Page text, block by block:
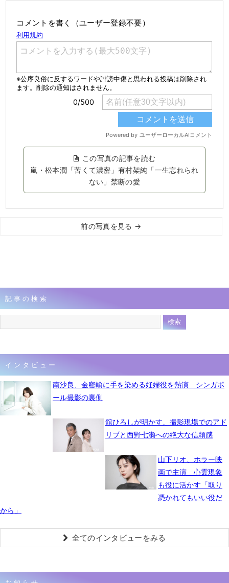
コメントを書く（ユーザー登録不要）
この写真の記事を読む
嵐・松本潤「苦くて濃密」有村架純「一生忘れられ
ない」禁断の愛
前の写真を見る →
記事の検索
インタビュー
南沙良、金密輸に手を染める妊婦役を熱演 シンガポ
ール撮影の裏側
舘ひろしが明かす、撮影現場でのアド
リブと西野七瀬への絶大な信頼感
山下リオ、ホラー映
画で主演 心霊現象
も役に活かす「取り
憑かれてもいい役だ
から」
全てのインタビューをみる